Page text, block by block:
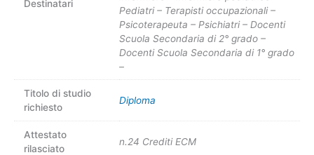
Destinatari
Pediatri – Terapisti occupazionali –
Psicoterapeuta – Psichiatri – Docenti
Scuola Secondaria di 2° grado –
Docenti Scuola Secondaria di 1° grado
–
Titolo di studio
richiesto
Diploma
Attestato
rilasciato
n.24 Crediti ECM